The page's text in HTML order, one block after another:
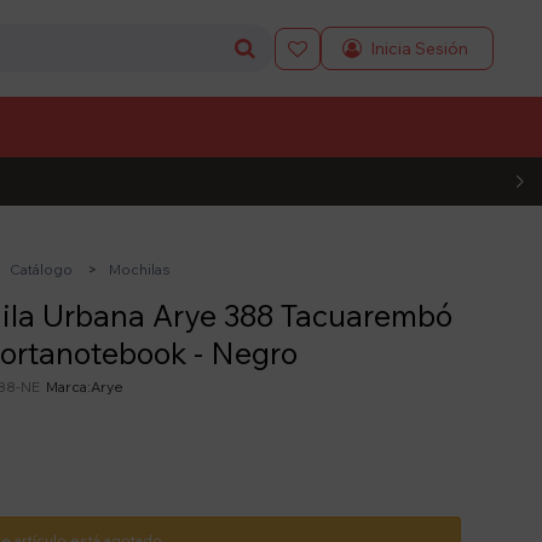

Catálogo Mochilas
Urbana Arye 388 Tacuarembó
- Negro
NE Arye